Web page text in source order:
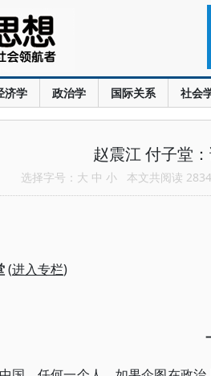
济学 政治学 国际关系 社会
赵震江 付子堂
选择字号： 大 中 小 本文共阅读
(进入专栏)